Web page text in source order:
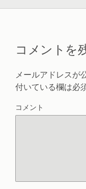
コメントを
メールアドレスが
付いている欄は必
コメント